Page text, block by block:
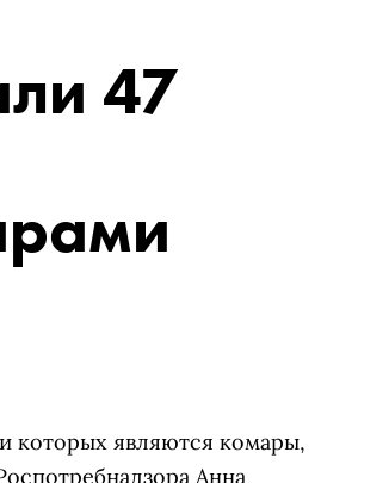
47
которых являются комары,
Анна